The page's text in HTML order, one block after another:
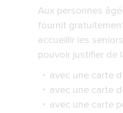
Aux personnes
fournit
accueillir les
pouvoir justifier de
avec une carte
avec une carte
avec une carte